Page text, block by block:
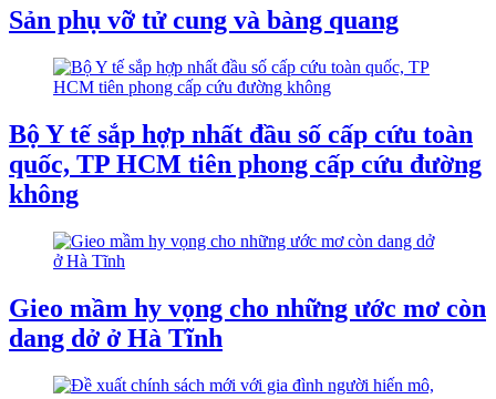
Sản phụ vỡ tử cung và bàng quang
Bộ Y tế sắp hợp nhất đầu số cấp cứu toàn
quốc, TP HCM tiên phong cấp cứu đường
không
Gieo mầm hy vọng cho những ước mơ còn
dang dở ở Hà Tĩnh